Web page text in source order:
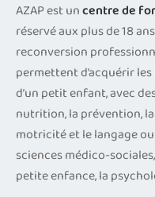
AZAP est uncentre de
réservé aux plus de 18
reconversion
permettent d’acquérir les
d’un petit enfant, avec
nutrition, la prévention,
motricité et le langage
sciences médico-
petite enfance, la